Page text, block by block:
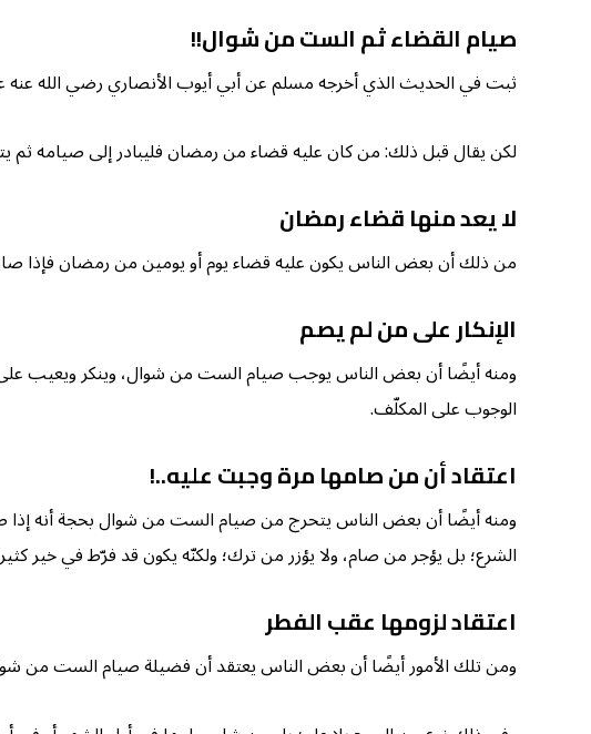
صيام القضاء ثم الست من شوال!!
ثبت في الحديث الذي أخرجه مسلم عن أبي أيوب الأنصاري رضي الله
لكن يقال قبل ذلك: من كان عليه قضاء من رمضان فليبادر إلى صيامه
لا يعد منها قضاء رمضان
من ذلك أن بعض الناس يكون عليه قضاء يوم أو يومين من رمضان فإذا
الإنكار على من لم يصم
ومنه أيضًا أن بعض الناس يوجب صيام الست من شوال، وينكر ويعيب على
الوجوب على المكلّف.
اعتقاد أن من صامها مرة وجبت عليه..!
ومنه أيضًا أن بعض الناس يتحرج من صيام الست من شوال بحجة أنه
الشرع؛ بل يؤجر من صام، ولا يؤزر من ترك؛ ولكنّه يكون قد فرّط في خير
اعتقاد لزومها عقب الفطر
ومن تلك الأمور أيضًا أن بعض الناس يعتقد أن فضيلة صيام الست من